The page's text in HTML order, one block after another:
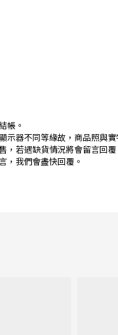
帳。
示器不同等緣故，商品照與
，若遇缺貨情況將會留言回
，我們會盡快回覆。